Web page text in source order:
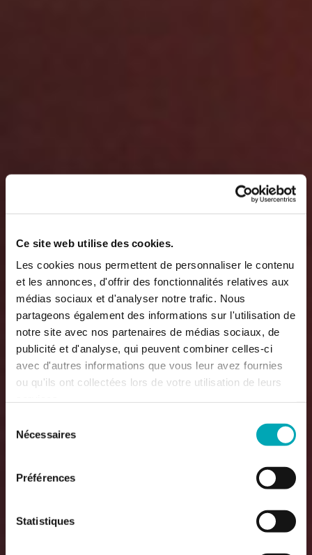
Ce site web utilise des cookies.
Les cookies nous permettent de personnaliser le contenu
et les annonces, d'offrir des fonctionnalités relatives aux
médias sociaux et d'analyser notre trafic. Nous
partageons également des informations sur l'utilisation de
notre site avec nos partenaires de médias sociaux, de
publicité et d'analyse, qui peuvent combiner celles-ci
avec d'autres informations que vous leur avez fournies
ou qu'ils ont collectées lors de votre utilisation de leurs
Nécessaires
Préférences
Statistiques